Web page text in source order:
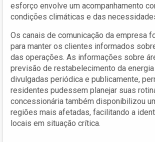
esforço envolve um acompanhamento
condições climáticas e das
Os canais de comunicação da empresa
para manter os clientes informados
das operações. As informações sobre
previsão de restabelecimento da
divulgadas periódica e publicamente,
residentes pudessem planejar suas
concessionária também disponibilizou
regiões mais afetadas, facilitando a
locais em situação crítica.